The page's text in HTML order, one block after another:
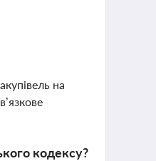
на
кодексу?